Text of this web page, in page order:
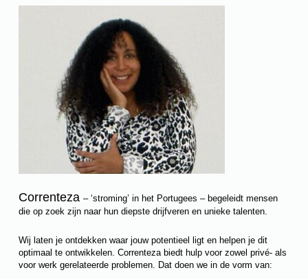
Correnteza – ‘stroming’ in het Portugees – begeleidt mensen
die op zoek zijn naar hun diepste drijfveren en unieke talenten.
Wij laten je ontdekken waar jouw potentieel ligt en helpen je dit
optimaal te ontwikkelen. Correnteza biedt hulp voor zowel privé- als
voor werk gerelateerde problemen. Dat doen we in de vorm van: